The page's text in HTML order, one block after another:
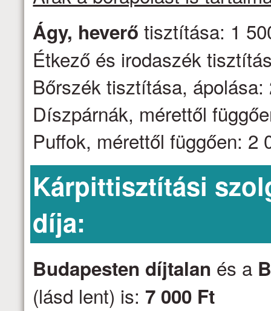
Ágy, heverő tisztítása: 1
Étkező és irodaszék
Bőrszék tisztítása,
Díszpárnák, mérettől
Puffok, mérettől függően: 2
Kárpittisztítási
díja:
Budapesten díjtalan és a
(lásd lent) is: 7 000 Ft